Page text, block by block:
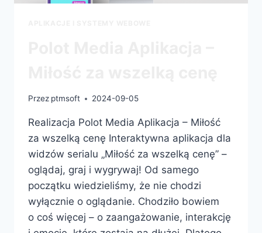
Przez ptmsoft 2024-09-05
Realizacja Polot Media Aplikacja – Miłość
za wszelką cenę Interaktywna aplikacja dla
widzów serialu „Miłość za wszelką cenę” –
oglądaj, graj i wygrywaj! Od samego
początku wiedzieliśmy, że nie chodzi
wyłącznie o oglądanie. Chodziło bowiem
o coś więcej – o zaangażowanie, interakcję